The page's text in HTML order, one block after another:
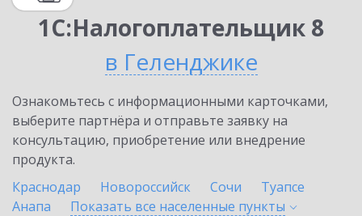
1С:Налогоплательщик 8
в Геленджике
Ознакомьтесь с информационными карточками,
выберите партнёра и отправьте заявку на
консультацию, приобретение или внедрение
продукта.
Краснодар
Новороссийск Сочи
Туапсе
Анапа
Показать все населенные пункты